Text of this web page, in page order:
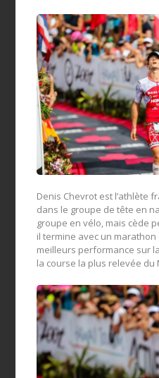
Denis Chevrot est l’athlète
dans le groupe de tête en
groupe en vélo, mais cède
il termine avec un
meilleurs performance sur
la course la plus relevée du